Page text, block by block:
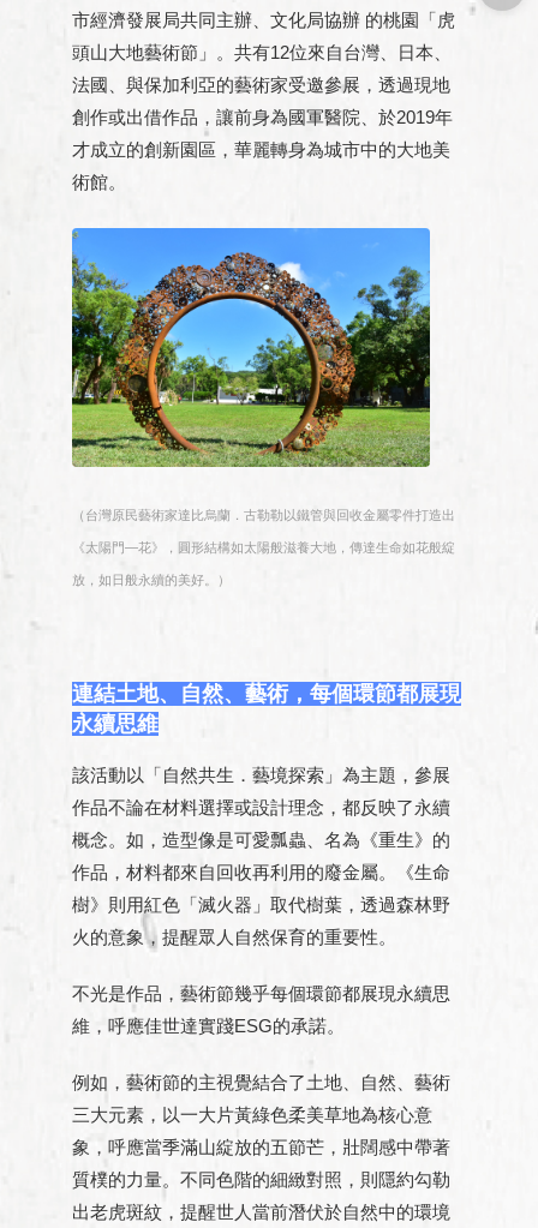
市經濟發展局共同主辦、文化局協辦 的桃園「虎
頭山大地藝術節」。共有12位來自台灣、日本、
法國、與保加利亞的藝術家受邀參展，透過現地
創作或出借作品，讓前身為國軍醫院、於2019年
才成立的創新園區，華麗轉身為城市中的大地美
術館。
（台灣原民藝術家達比烏蘭．古勒勒以鐵管與回收金屬零件打造出
《太陽門—花》，圓形結構如太陽般滋養大地，傳達生命如花般綻
放，如日般永續的美好。）
連結土地、自然、藝術，每個環節都展現
永續思維
該活動以「自然共生．藝境探索」為主題，參展
作品不論在材料選擇或設計理念，都反映了永續
概念。如，造型像是可愛瓢蟲、名為《重生》的
作品，材料都來自回收再利用的廢金屬。《生命
樹》則用紅色「滅火器」取代樹葉，透過森林野
火的意象，提醒眾人自然保育的重要性。
不光是作品，藝術節幾乎每個環節都展現永續思
維，呼應佳世達實踐ESG的承諾。
例如，藝術節的主視覺結合了土地、自然、藝術
三大元素，以一大片黃綠色柔美草地為核心意
象，呼應當季滿山綻放的五節芒，壯闊感中帶著
質樸的力量。不同色階的細緻對照，則隱約勾勒
出老虎斑紋，提醒世人當前潛伏於自然中的環境